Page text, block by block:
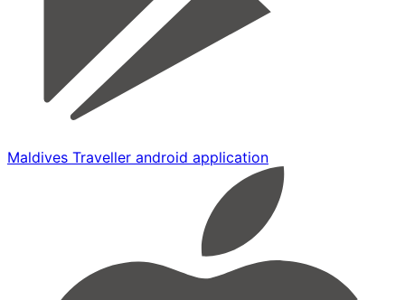
Maldives Traveller android application